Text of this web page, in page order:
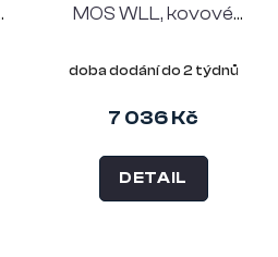
MOS WLL, kovové
látkový potah
doba dodání do 2 týdnů
7 036 Kč
DETAIL